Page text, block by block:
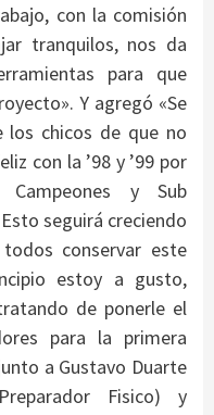
con la comisión
tranquilos, nos da
para que
Y agregó «Se
los chicos de que no
con la ’98 y ’99 por
y Sub
seguirá creciendo
conservar este
estoy a gusto,
de ponerle el
para la primera
a Gustavo Duarte
Fisico) y